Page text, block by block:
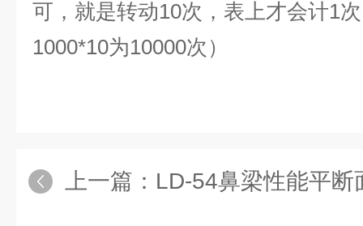
可，就是转动10次，表上才会计1
1000*10为10000次）
上一篇： LD-54鼻梁性能平断